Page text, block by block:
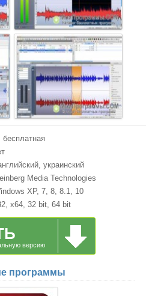
украинский
Media Technologies
XP, 7, 8, 8.1, 10
x64, 32 bit, 64 bit
версию
программы